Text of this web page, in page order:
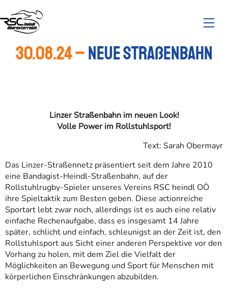
30.08.24 –Neue Straßenbahn
Linzer Straßenbahn im neuen Look!
Volle Power im Rollstuhlsport!
Text: Sarah Obermayr
Das Linzer-Straßennetz präsentiert seit dem Jahre 2010
eine Bandagist-Heindl-Straßenbahn, auf der
Rollstuhlrugby-Spieler unseres Vereins RSC heindl OÖ
ihre Spieltaktik zum Besten geben. Diese actionreiche
Sportart lebt zwar noch, allerdings ist es auch eine relativ
einfache Rechenaufgabe, dass es insgesamt 14 Jahre
später, schlicht und einfach, schleunigst an der Zeit ist, den
Rollstuhlsport aus Sicht einer anderen Perspektive vor den
Vorhang zu holen, mit dem Ziel die Vielfalt der
Möglichkeiten an Bewegung und Sport für Menschen mit
körperlichen Einschränkungen abzubilden.